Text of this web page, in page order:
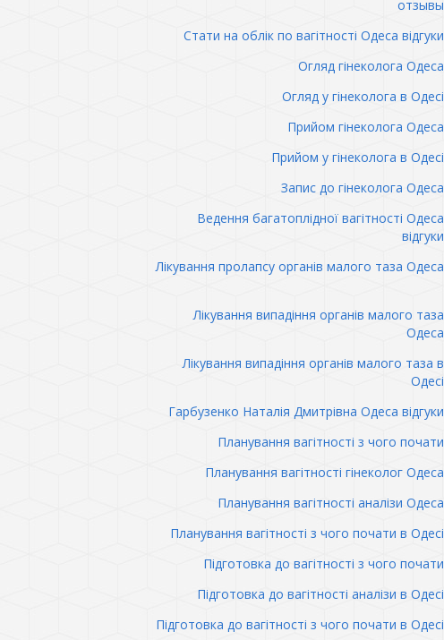
отзывы
Стати на облік по вагітності Одеса відгуки
Огляд гінеколога Одеса
Огляд у гінеколога в Одесі
Прийом гінеколога Одеса
Прийом у гінеколога в Одесі
Запис до гінеколога Одеса
Ведення багатоплідної вагітності Одеса
відгуки
Лікування пролапсу органів малого таза Одеса
Лікування випадіння органів малого таза
Одеса
Лікування випадіння органів малого таза в
Одесі
Гарбузенко Наталія Дмитрівна Одеса відгуки
Планування вагітності з чого почати
Планування вагітності гінеколог Одеса
Планування вагітності аналізи Одеса
Планування вагітності з чого почати в Одесі
Підготовка до вагітності з чого почати
Підготовка до вагітності аналізи в Одесі
Підготовка до вагітності з чого почати в Одесі